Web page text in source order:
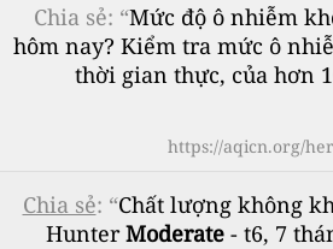
Chia sẻ: “Mức độ ô nhiễm
hôm nay? Kiểm tra mức ô
thời gian thực, của hơn
https://aqicn.org/
Chia sẻ: “Chất lượng không
HunterModerate - t6, 7